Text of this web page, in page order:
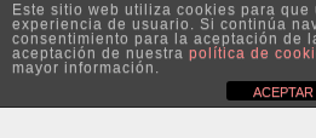
Móvil
Este sitio web utiliza cookies para que
experiencia de usuario. Si continúa
consentimiento para la aceptación de
aceptación de nuestra política de
mayor información.
ACEPTAR